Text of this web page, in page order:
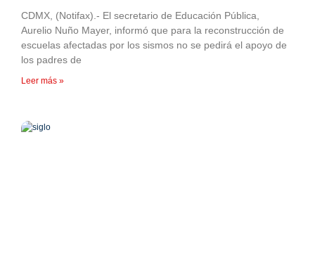
CDMX, (Notifax).- El secretario de Educación Pública,
Aurelio Nuño Mayer, informó que para la reconstrucción de
escuelas afectadas por los sismos no se pedirá el apoyo de
los padres de
Leer más »